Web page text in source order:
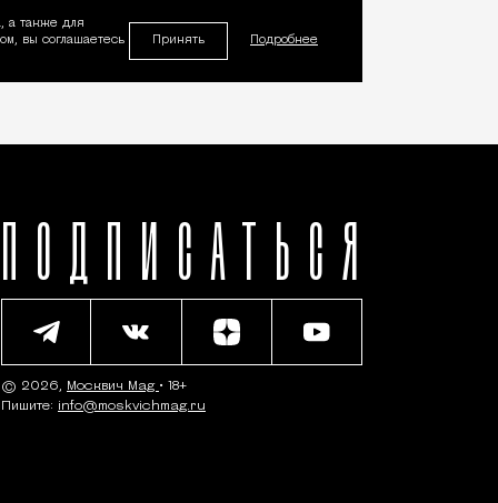
а также для
вы соглашаетесь
Принять Подробнее
ПОДПИСАТЬСЯ
© 2026, Москвич Mag • 18+
Пишите: info@moskvichmag.ru